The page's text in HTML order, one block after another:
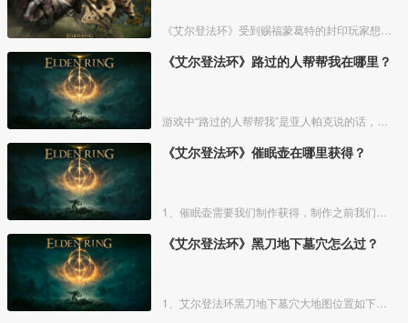
《艾尔登法环》路过的人帮帮我在哪里？
《艾尔登法环》催眠壶在哪里获得？
《艾尔登法环》黑刀地下墓穴怎么过？